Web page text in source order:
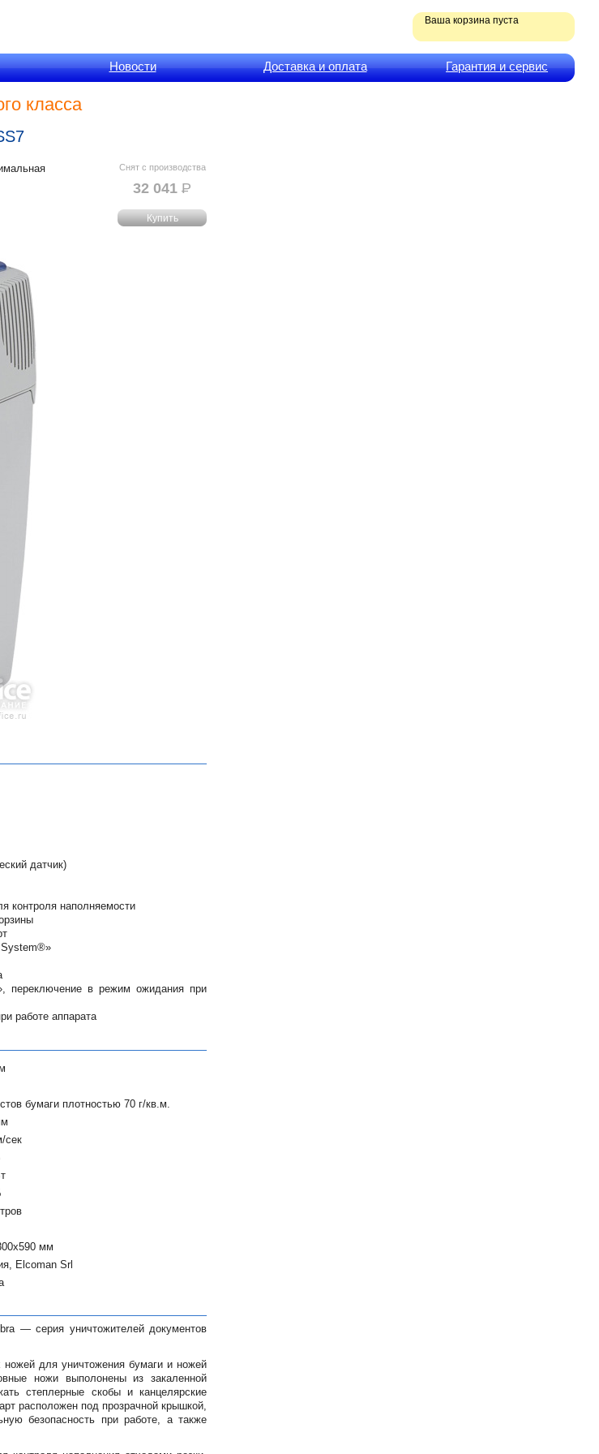
Ваша корзина пуста
Новости Доставка и оплата Гарантия и сервис
класса
Снят с производства
32 041 РУБ.
датчик)
контроля наполняемости
System®»
переключение в режим ожидания при
работе аппарата
бумаги плотностью 70 г/кв.м.
сек
мм
Elcoman Srl
— серия уничтожителей документов
для уничтожения бумаги и ножей
ножи выполонены из закаленной
степлерные скобы и канцелярские
расположен под прозрачной крышкой,
безопасность при работе, а также